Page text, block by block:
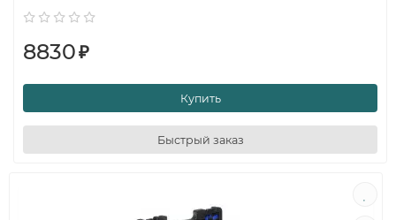
8830₽
Купить
Быстрый заказ